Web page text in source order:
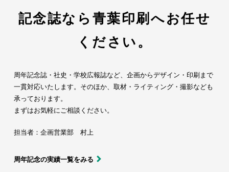
記念誌なら青葉印刷へお任せ
ください。
周年記念誌・社史・学校広報誌など、企画からデザイン・印刷まで
一貫対応いたします。そのほか、取材・ライティング・撮影なども
承っております。
まずはお気軽にご相談ください。
担当者：企画営業部 村上
周年記念の実績一覧をみる